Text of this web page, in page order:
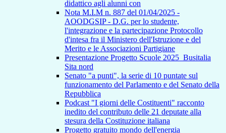
didattico agli alunni con
Nota M.I.M n. 887 del 01/04/2025 -
AOODGSIP - D.G. per lo studente,
l'integrazione e la partecipazione Protocollo
d'intesa fra il Ministero dell'Istruzione e del
Merito e le Associazioni Partigiane
Presentazione Progetto Scuole 2025_Busitalia
Sita nord
Senato "a punti", la serie di 10 puntate sul
funzionamento del Parlamento e del Senato della
Repubblica
Podcast "I giorni delle Costituenti" racconto
inedito del contributo delle 21 deputate alla
stesura della Costituzione italiana
Progetto gratuito mondo dell'energia